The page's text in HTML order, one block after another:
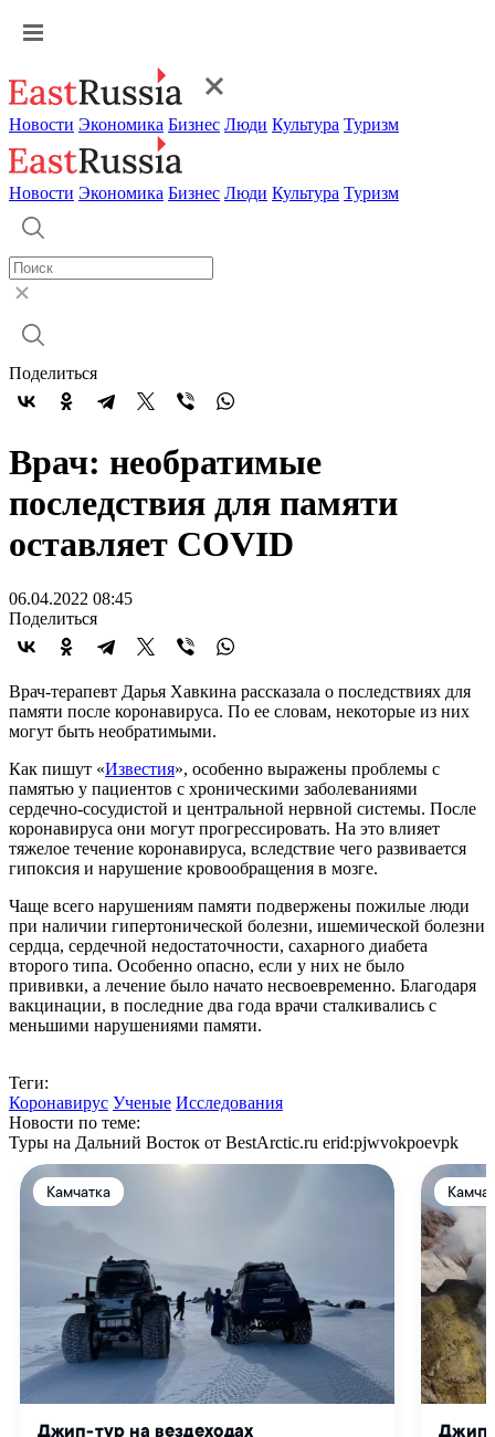
Новости Экономика Бизнес Люди Культура Туризм
Новости Экономика Бизнес Люди Культура Туризм
Поделиться
Врач: необратимые
последствия для памяти
оставляет COVID
06.04.2022 08:45
Поделиться
Врач-терапевт Дарья Хавкина рассказала о последствиях для
памяти после коронавируса. По ее словам, некоторые из них
могут быть необратимыми.
Как пишут «Известия», особенно выражены проблемы с
памятью у пациентов с хроническими заболеваниями
сердечно-сосудистой и центральной нервной системы. После
коронавируса они могут прогрессировать. На это влияет
тяжелое течение коронавируса, вследствие чего развивается
гипоксия и нарушение кровообращения в мозге.
Чаще всего нарушениям памяти подвержены пожилые люди
при наличии гипертонической болезни, ишемической болезни
сердца, сердечной недостаточности, сахарного диабета
второго типа. Особенно опасно, если у них не было
прививки, а лечение было начато несвоевременно. Благодаря
вакцинации, в последние два года врачи сталкивались с
меньшими нарушениями памяти.
Теги:
Коронавирус Ученые Исследования
Новости по теме:
Туры на Дальний Восток от BestArctic.ru erid:pjwvokpoevpk